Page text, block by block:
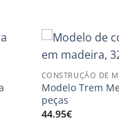
CONSTRUÇÃO DE
Modelo Trem
peças
44.95€